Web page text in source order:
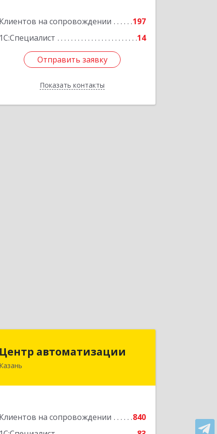
Клиентов на сопровождении
197
1С:Специалист
14
Отправить заявку
Показать контакты
Отправить заявку
Назад
Центр автоматизации
Казань
Клиентов на сопровождении
840
420133, Татарстан Респ, Казань г,